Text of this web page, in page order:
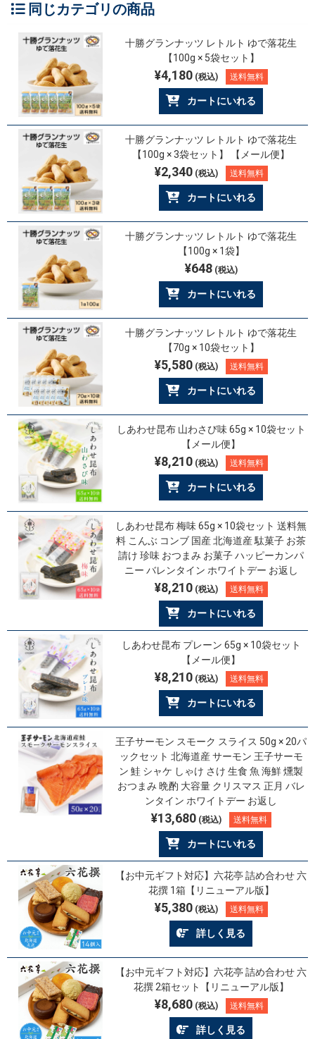
同じカテゴリの商品
十勝グランナッツ レトルト ゆで落花生
【100g × 5袋セット】
¥4,180(税込) 送料無料
カートにいれる
十勝グランナッツ レトルト ゆで落花生
【100g × 3袋セット】 【メール便】
¥2,340(税込) 送料無料
カートにいれる
十勝グランナッツ レトルト ゆで落花生
【100g × 1袋】
¥648(税込)
カートにいれる
十勝グランナッツ レトルト ゆで落花生
【70g × 10袋セット】
¥5,580(税込) 送料無料
カートにいれる
しあわせ昆布 山わさび味 65g × 10袋セット
【メール便】
¥8,210(税込) 送料無料
カートにいれる
しあわせ昆布 梅味 65g × 10袋セット 送料無
料 こんぶ コンブ 国産 北海道産 駄菓子 お茶
請け 珍味 おつまみ お菓子 ハッピーカンパ
ニー バレンタイン ホワイトデー お返し
¥8,210(税込) 送料無料
カートにいれる
しあわせ昆布 プレーン 65g × 10袋セット
【メール便】
¥8,210(税込) 送料無料
カートにいれる
王子サーモン スモーク スライス 50g × 20パ
ックセット 北海道産 サーモン 王子サーモ
ン 鮭 シャケ しゃけ さけ 生食 魚 海鮮 燻製
おつまみ 晩酌 大容量 クリスマス 正月 バレ
ンタイン ホワイトデー お返し
¥13,680(税込) 送料無料
カートにいれる
【お中元ギフト対応】六花亭 詰め合わせ 六
花撰 1箱【リニューアル版】
¥5,380(税込) 送料無料
詳しく見る
【お中元ギフト対応】六花亭 詰め合わせ 六
花撰 2箱セット【リニューアル版】
¥8,680(税込) 送料無料
詳しく見る